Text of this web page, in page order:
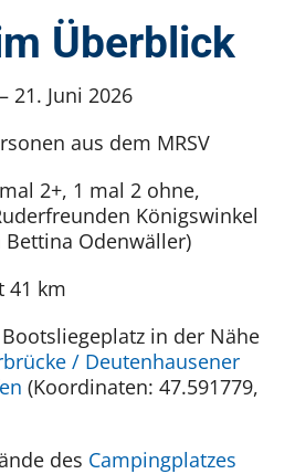
Überblick
21. Juni 2026
aus dem MRSV
2+, 1 mal 2 ohne,
Königswinkel
Odenwäller)
41 km
Bootsliegeplatz in der Nähe
/ Deutenhausener
(Koordinaten: 47.591779,
des Campingplatzes